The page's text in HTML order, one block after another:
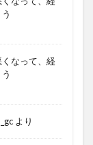
くなって、経
より